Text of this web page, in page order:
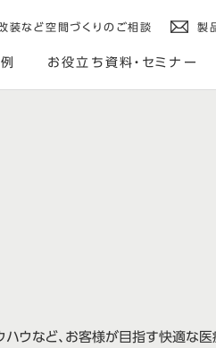
装など空間づくりのご相談 製
お役立ち資料・セミナー
ハウなど、お客様が目指す快適な医